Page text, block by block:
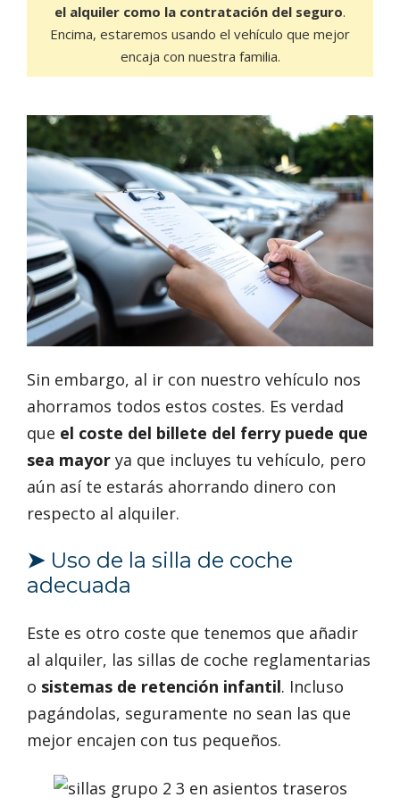
el alquiler como la contratación del seguro.
Encima, estaremos usando el vehículo que mejor
encaja con nuestra familia.
Sin embargo, al ir con nuestro vehículo nos
ahorramos todos estos costes. Es verdad
que el coste del billete del ferry puede que
sea mayor ya que incluyes tu vehículo, pero
aún así te estarás ahorrando dinero con
respecto al alquiler.
➤Uso de la silla de coche
adecuada
Este es otro coste que tenemos que añadir
al alquiler, las sillas de coche reglamentarias
o sistemas de retención infantil. Incluso
pagándolas, seguramente no sean las que
mejor encajen con tus pequeños.